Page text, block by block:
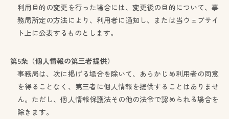
利用目的の変更を行った場合には、変更後の目的について、事
務局所定の方法により、利用者に通知し、または当ウェブサイ
ト上に公表するものとします。
第5条（個人情報の第三者提供）
事務局は、次に掲げる場合を除いて、あらかじめ利用者の同意
を得ることなく、第三者に個人情報を提供することはありませ
ん。ただし、個人情報保護法その他の法令で認められる場合を
除きます。